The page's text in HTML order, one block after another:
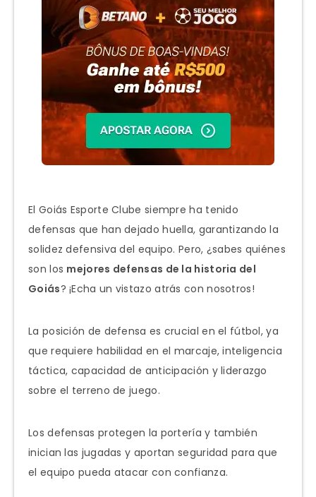
El Goiás Esporte Clube siempre ha tenido
defensas que han dejado huella, garantizando la
solidez defensiva del equipo. Pero, ¿sabes quiénes
son los mejores defensas de la historia del
Goiás? ¡Echa un vistazo atrás con nosotros!
La posición de defensa es crucial en el fútbol, ya
que requiere habilidad en el marcaje, inteligencia
táctica, capacidad de anticipación y liderazgo
sobre el terreno de juego.
Los defensas protegen la portería y también
inician las jugadas y aportan seguridad para que
el equipo pueda atacar con confianza.